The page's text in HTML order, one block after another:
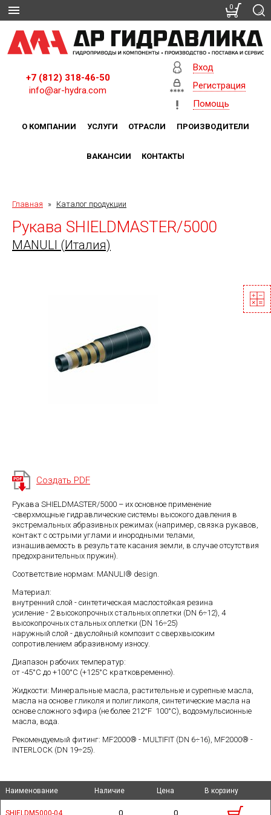
+7 (812) 318-46-50
info@ar-hydra.com
Вход
Регистрация
Помощь
О КОМПАНИИ УСЛУГИ ОТРАСЛИ ПРОИЗВОДИТЕЛИ
ВАКАНСИИ КОНТАКТЫ
Главная » Каталог продукции
Рукава SHIELDMASTER/5000
MANULI (Италия)
Создать PDF
Рукава SHIELDMASTER/5000 – их основное применение
-сверхмощные гидравлические системы высокого давления в
экстремальных абразивных режимах (например, связка рукавов,
контакт с острыми углами и инородными телами,
изнашиваемость в результате касания земли, в случае отсутствия
предохранительных пружин).
Соответствие нормам: MANULI® design.
Материал:
внутренний слой - синтетическая маслостойкая резина
усиление - 2 высокопрочных стальных оплетки (DN 6÷12), 4
высокопрочных стальных оплетки (DN 16÷25)
наружный слой - двуслойный композит с сверхвысоким
сопротивлением абразивному износу.
Диапазон рабочих температур:
от -45°С до +100°С (+125°С кратковременно).
Жидкости: Минеральные масла, растительные и сурепные масла,
масла на основе гликоля и полигликоля, синтетические масла на
основе сложного эфира (не более 212°F 100°C), водоэмульсионные
масла, вода.
Рекомендуемый фитинг: MF2000® - MULTIFIT (DN 6÷16), MF2000® -
INTERLOCK (DN 19÷25).
Наименование Наличие Цена В корзину
0 0
Наименование
Наименование
Наименование Наличие Цена В корзину
0